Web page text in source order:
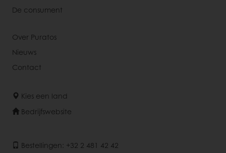
De consument
Over Puratos
Nieuws
Contact
Kies een land
Bedrijfswebsite
Bestellingen: +32 2 481 42 42